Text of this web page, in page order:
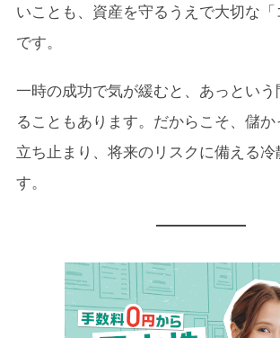
いことも、資産を守るうえで大切な「
です。
一時の成功で気が緩むと、あっという
ることもあります。だからこそ、儲
立ち止まり、将来のリスクに備える
す。